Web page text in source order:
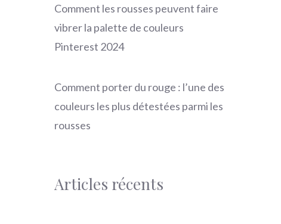
Comment les rousses peuvent faire
vibrer la palette de couleurs
Pinterest 2024
Comment porter du rouge : l’une des
couleurs les plus détestées parmi les
rousses
Articles récents